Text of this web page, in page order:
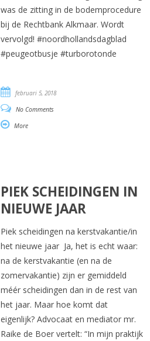
was de zitting in de bodemprocedure
bij de Rechtbank Alkmaar. Wordt
vervolgd! #noordhollandsdagblad
#peugeotbusje #turborotonde
februari 5, 2018
No Comments
More
PIEK SCHEIDINGEN IN
NIEUWE JAAR
Piek scheidingen na kerstvakantie/in
het nieuwe jaar Ja, het is echt waar:
na de kerstvakantie (en na de
zomervakantie) zijn er gemiddeld
méér scheidingen dan in de rest van
het jaar. Maar hoe komt dat
eigenlijk? Advocaat en mediator mr.
Raike de Boer vertelt: “In mijn praktijk